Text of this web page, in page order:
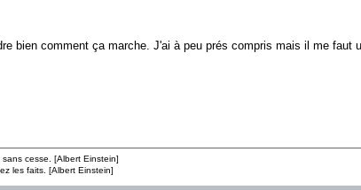
bien comment ça marche. J'ai à peu prés compris mais il me faut
cesse. [Albert Einstein]
les faits. [Albert Einstein]